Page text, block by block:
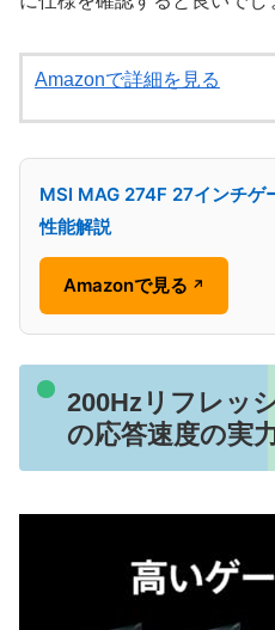
Amazonで詳細を見る
MSI MAG 274F 27インチゲ
性能解説
Amazonで見る ↗
200Hzリフレッ
の応答速度の実